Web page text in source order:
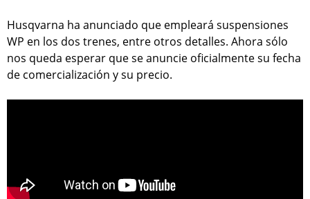
Husqvarna ha anunciado que empleará suspensiones
WP en los dos trenes, entre otros detalles. Ahora sólo
nos queda esperar que se anuncie oficialmente su fecha
de comercialización y su precio.